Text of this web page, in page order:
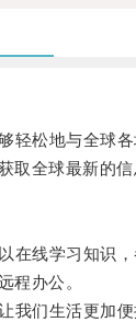
松地与全球各
取全球最新的信
线学习知识，
程办公。
们生活更加便